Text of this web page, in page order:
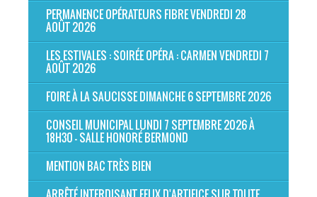
PERMANENCE OPÉRATEURS FIBRE VENDREDI 28
AOÛT 2026
LES ESTIVALES : SOIRÉE OPÉRA : CARMEN VENDREDI 7
AOÛT 2026
FOIRE À LA SAUCISSE DIMANCHE 6 SEPTEMBRE 2026
CONSEIL MUNICIPAL LUNDI 7 SEPTEMBRE 2026 À
18H30 - SALLE HONORÉ BERMOND
MENTION BAC TRÈS BIEN